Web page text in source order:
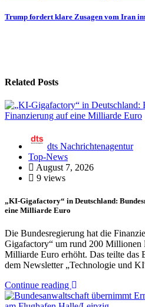
Trump fordert klare Zusagen vom Iran
Related Posts
dts Nachrichtenagentur
Top-News
August 7, 2026
9 views
„KI-Gigafactory“ in Deutschland:
eine Milliarde Euro
Die Bundesregierung hat die
Gigafactory“ um rund 200 Millionen
Milliarde Euro erhöht. Das teilte das
dem Newsletter „Technologie und
Continue reading